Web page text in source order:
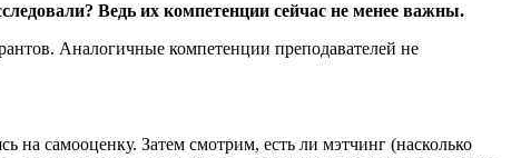
Ведь их компетенции сейчас не менее важны.
Аналогичные компетенции преподавателей не
самооценку. Затем смотрим, есть ли мэтчинг (насколько